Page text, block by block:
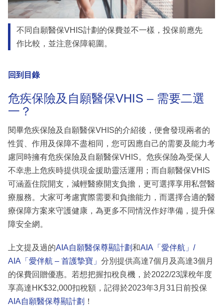
不同自願醫保VHIS計劃的保費並不一樣，投保前應先
作比較，並注意保障範圍。
回到目錄
危疾保險及自願醫保VHIS – 需要二選
一？
閱畢危疾保險及自願醫保VHIS的介紹後，便會發現兩者的
性質、作用及保障不盡相同，您可因應自己的需要及能力考
慮同時擁有危疾保險及自願醫保VHIS。危疾保險為受保人
不幸患上危疾時提供現金援助靈活運用；而自願醫保VHIS
可涵蓋住院開支，減輕醫療開支負擔，更可選擇享用私營醫
療服務。大家可考慮實際需要和負擔能力，而選擇合適的醫
療保障方案來守護健康，為更多不同情況作好準備，提升保
障安全網。
上文提及過的AIA自願醫保尊顯計劃和AIA「愛伴航」/
AIA「愛伴航 – 首護摯寶」 分別提供高達7個月及高達3個月
的保費回贈優惠。若想把握扣稅良機，於2022/23課稅年度
享高達HK$32,000扣稅額，記得於2023年3月31日前投保
AIA自願醫保尊顯計劃 ！